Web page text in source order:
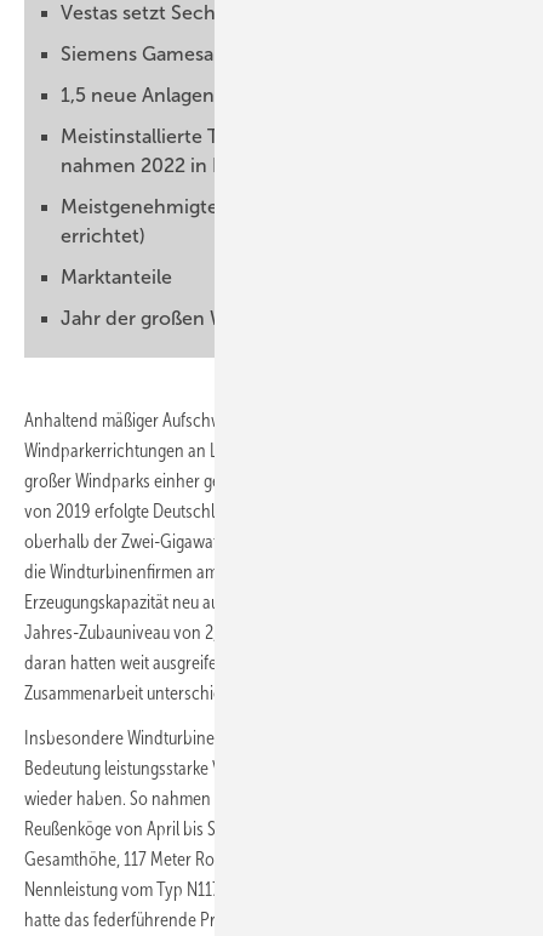
Vestas setzt Sechs-MW-Anlagen durch
Siemens Gamesa vor Rekord-Repowering
1,5 neue Anlagen pro Tag, nötig wären 7
Meist­installierte Turbinentypen (Inbetrieb­
nahmen 2022 in Deutschland)
Meist­genehmigte Turbinentypen (nicht
errichtet)
Marktanteile
Jahr der großen Windparks
Anhaltend mäßiger Aufschwung bei den bundesweiten
Windparkerrichtungen an Land ist auch 2022 mit der Eröffnung sehr
großer Windparks einher gegangen. Erstmals seit dem Markteinbruch
von 2019 erfolgte Deutschlands Windkraft-Onshore-Zubau wieder
oberhalb der Zwei-Gigawatt-Schwelle. Zum dritten Mal in Folge hatten
die Windturbinenfirmen am Jahresende 500 Megawatt (MW) mehr
Erzeugungskapazität neu aufgestellt als im Jahr davor und somit ein
Jahres-Zubauniveau von 2,4 Gigawatt (GW) erzielt. Großen Anteil
daran hatten weit ausgreifende Windkraftfelder, die oft durch
Zusammenarbeit unterschiedlichster Partner zustande kamen.
Insbesondere Windturbinenunternehmen Nordex führte vor, welche
Bedeutung leistungsstarke Vielturbinenfelder im deutschen Windmarkt
wieder haben. So nahmen die Beteiligten am Bürgerwindpark
Reußenköge von April bis September 20 Turbinen mit 150 Meter
Gesamthöhe, 117 Meter Rotordurchmesser und 3,6 Megawatt (MW)
Nennleistung vom Typ N117 in Betrieb. Schon im Februar und im März
hatte das federführende Projektierungsunternehmen Dirkshof vier